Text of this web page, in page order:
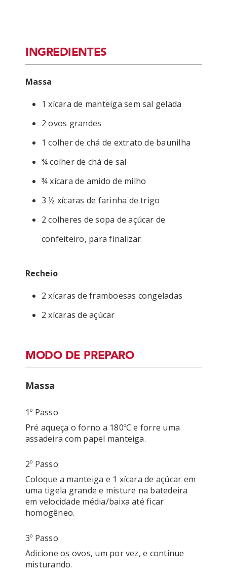
INGREDIENTES
Massa
1 xícara de manteiga sem sal gelada
2 ovos grandes
1 colher de chá de extrato de baunilha
¾ colher de chá de sal
¾ xícara de amido de milho
3 ½ xícaras de farinha de trigo
2 colheres de sopa de açúcar de
confeiteiro, para finalizar
Recheio
2 xícaras de framboesas congeladas
2 xícaras de açúcar
MODO DE PREPARO
Massa
1º Passo
Pré aqueça o forno a 180ºC e forre uma
2º Passo
Coloque a manteiga e 1 xícara de açúcar em
uma tigela grande e misture na batedeira
em velocidade média/baixa até ficar
3º Passo
Adicione os ovos, um por vez, e continue